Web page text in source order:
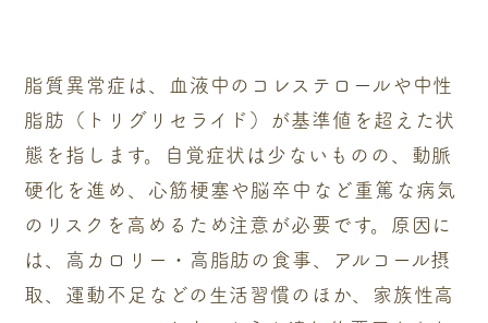
脂質異常症は、血液中のコレステロールや中性
脂肪（トリグリセライド）が基準値を超えた状
態を指します。自覚症状は少ないものの、動脈
硬化を進め、心筋梗塞や脳卒中など重篤な病気
のリスクを高めるため注意が必要です。原因に
は、高カロリー・高脂肪の食事、アルコール摂
取、運動不足などの生活習慣のほか、家族性高